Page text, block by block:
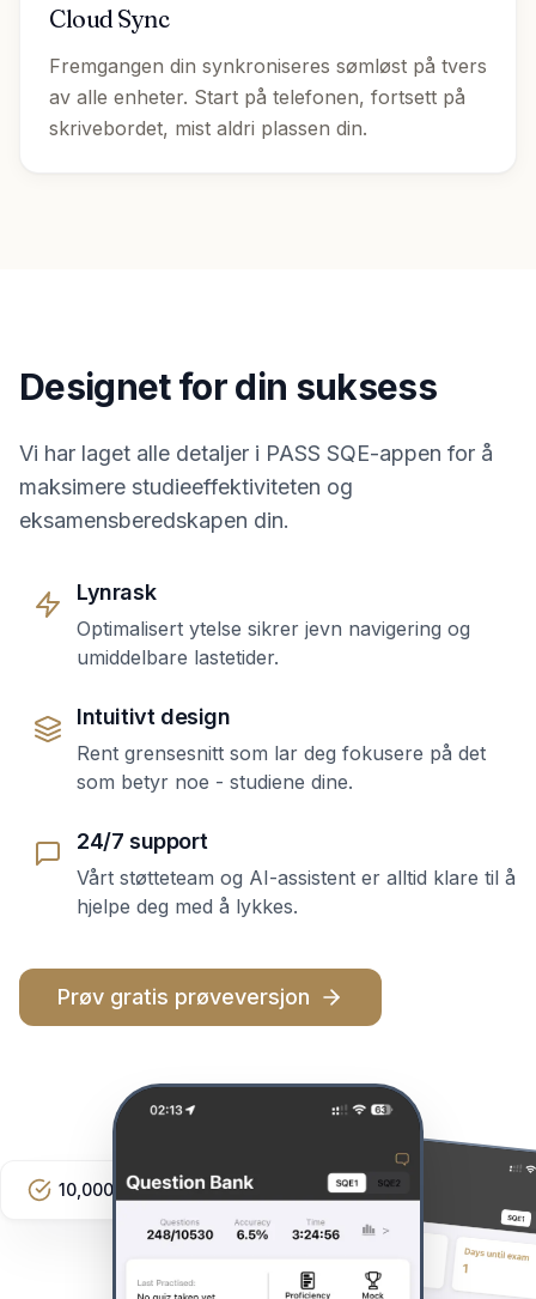
Cloud Sync
Fremgangen din synkroniseres sømløst på tvers
av alle enheter. Start på telefonen, fortsett på
skrivebordet, mist aldri plassen din.
Designet for din suksess
Vi har laget alle detaljer i PASS SQE-appen for å
maksimere studieeffektiviteten og
eksamensberedskapen din.
Lynrask
Optimalisert ytelse sikrer jevn navigering og
umiddelbare lastetider.
Intuitivt design
Rent grensesnitt som lar deg fokusere på det
som betyr noe - studiene dine.
24/7 support
Vårt støtteteam og AI-assistent er alltid klare til å
hjelpe deg med å lykkes.
Prøv gratis prøveversjon
10,000+ Questions